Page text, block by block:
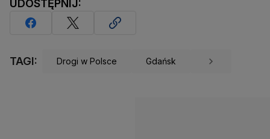
UDOSTĘPNIJ:
TAGI: Drogi w Polsce Gdańsk